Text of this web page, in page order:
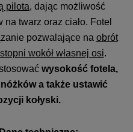
pilota, dając możliwość
twarz oraz ciało. Fotel
pozwalające na obrót
wokół własnej osi.
wysokość fotela,
a także ustawić
kołyski.